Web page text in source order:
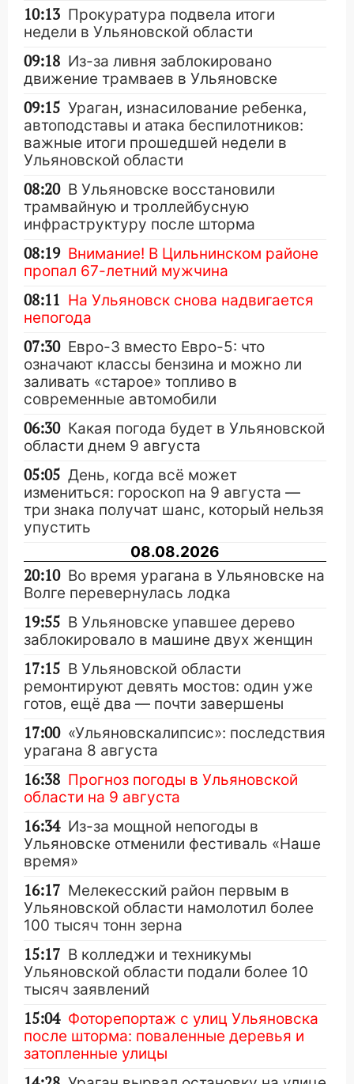
10:13 Прокуратура подвела итоги
недели в Ульяновской области
09:18 Из-за ливня заблокировано
движение трамваев в Ульяновске
09:15 Ураган, изнасилование ребенка,
автоподставы и атака беспилотников:
важные итоги прошедшей недели в
Ульяновской области
08:20 В Ульяновске восстановили
трамвайную и троллейбусную
инфраструктуру после шторма
08:19 Внимание! В Цильнинском районе
пропал 67-летний мужчина
08:11 На Ульяновск снова надвигается
непогода
07:30 Евро-3 вместо Евро-5: что
означают классы бензина и можно ли
заливать «старое» топливо в
современные автомобили
06:30 Какая погода будет в Ульяновской
области днем 9 августа
05:05 День, когда всё может
измениться: гороскоп на 9 августа —
три знака получат шанс, который нельзя
упустить
08.08.2026
20:10 Во время урагана в Ульяновске на
Волге перевернулась лодка
19:55 В Ульяновске упавшее дерево
заблокировало в машине двух женщин
17:15 В Ульяновской области
ремонтируют девять мостов: один уже
готов, ещё два — почти завершены
17:00 «Ульяновскалипсис»: последствия
урагана 8 августа
16:38 Прогноз погоды в Ульяновской
области на 9 августа
16:34 Из-за мощной непогоды в
Ульяновске отменили фестиваль «Наше
время»
16:17 Мелекесский район первым в
Ульяновской области намолотил более
100 тысяч тонн зерна
15:17 В колледжи и техникумы
Ульяновской области подали более 10
тысяч заявлений
15:04 Фоторепортаж с улиц Ульяновска
после шторма: поваленные деревья и
затопленные улицы